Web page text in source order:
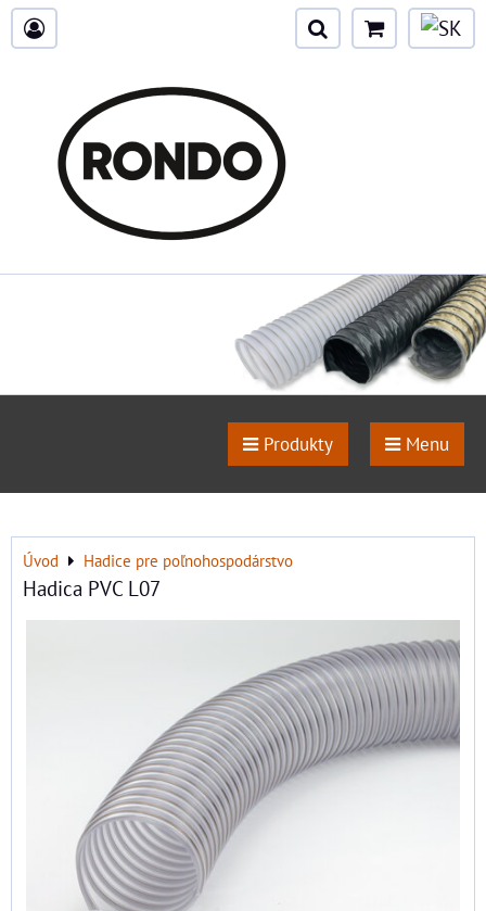
Produkty Menu
Úvod Hadice pre poľnohospodárstvo
Hadica PVC L07